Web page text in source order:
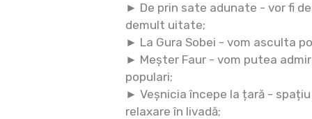
► De prin sate adunate - vor fi
demult uitate;
► La Gura Sobei - vom asculta
► Meșter Faur - vom putea
populari;
► Veșnicia începe la țară -
relaxare în livadă;